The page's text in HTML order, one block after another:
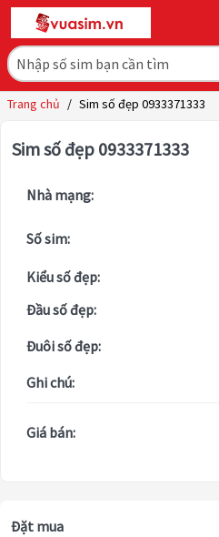
Trang chủ / Sim số đẹp 0933371333
Sim số đẹp 0933371333
Nhà mạng:
Số sim:
Kiểu số đẹp:
Đầu số đẹp:
Đuôi số đẹp:
Ghi chú:
Giá bán:
Đặt mua